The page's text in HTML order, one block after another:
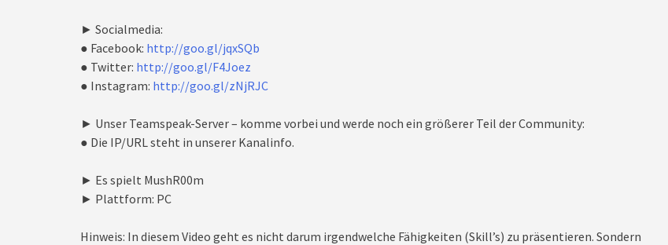
► Socialmedia:
● Facebook: http://goo.gl/jqxSQb
● Twitter: http://goo.gl/F4Joez
● Instagram: http://goo.gl/zNjRJC
► Unser Teamspeak-Server – komme vorbei und werde noch ein größerer Teil der Community:
● Die IP/URL steht in unserer Kanalinfo.
► Es spielt MushR00m
► Plattform: PC
Hinweis: In diesem Video geht es nicht darum irgendwelche Fähigkeiten (Skill’s) zu präsentieren. Sondern